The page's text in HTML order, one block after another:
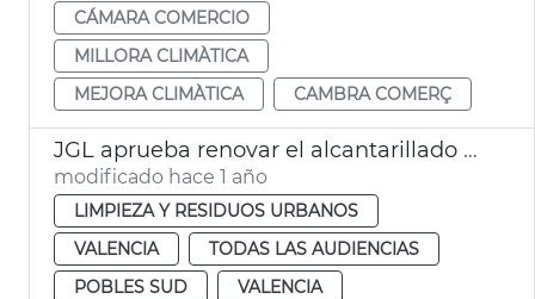
CÁMARA COMERCIO
MILLORA CLIMÀTICA
MEJORA CLIMÀTICA
CAMBRA COMERÇ
JGL aprueba renovar el alcantarillado de La Torre
modificado hace 1 año
LIMPIEZA Y RESIDUOS URBANOS
VALENCIA
TODAS LAS AUDIENCIAS
POBLES SUD
VALENCIA